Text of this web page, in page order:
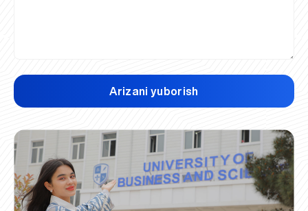
Arizani yuborish